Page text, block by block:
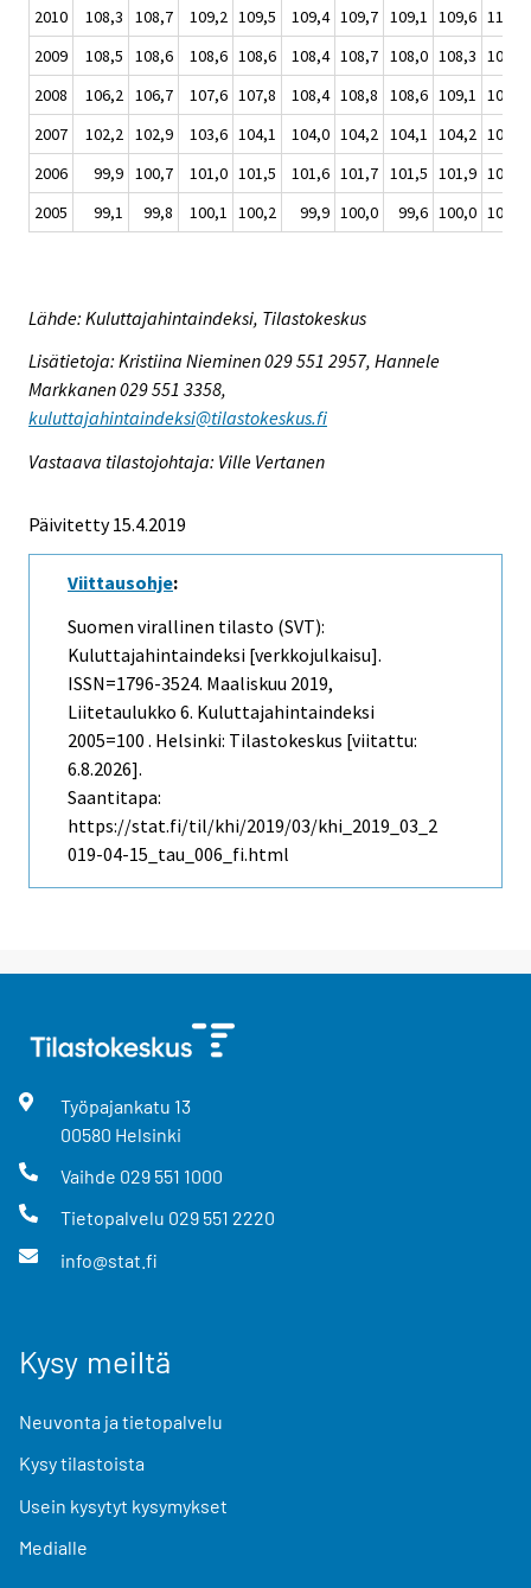
2010
108,3 108,7 109,2 109,5 109,4 109,7 109,1 109,6 110,0
2009
108,5 108,6 108,6 108,6 108,4 108,7 108,0 108,3 108,5
2008
106,2 106,7 107,6 107,8 108,4 108,8 108,6 109,1 109,6
2007
102,2 102,9 103,6 104,1 104,0 104,2 104,1 104,2 104,7
2006
99,9 100,7 101,0 101,5 101,6 101,7 101,5 101,9 102,0
2005
99,1 99,8 100,1 100,2 99,9 100,0 99,6 100,0 100,5
Lähde: Kuluttajahintaindeksi, Tilastokeskus
Lisätietoja: Kristiina Nieminen 029 551 2957, Hannele
Markkanen 029 551 3358,
kuluttajahintaindeksi@tilastokeskus.fi
Vastaava tilastojohtaja: Ville Vertanen
Päivitetty 15.4.2019
Viittausohje:
Suomen virallinen tilasto (SVT):
Kuluttajahintaindeksi [verkkojulkaisu].
ISSN=1796-3524. Maaliskuu 2019,
Liitetaulukko 6. Kuluttajahintaindeksi
2005=100 . Helsinki: Tilastokeskus [viitattu:
6.8.2026].
Saantitapa:
https://stat.fi/til/khi/2019/03/khi_2019_03_2
019-04-15_tau_006_fi.html
Työpajankatu 13
00580 Helsinki
Vaihde 029 551 1000
Tietopalvelu 029 551 2220
info@stat.fi
Kysy meiltä
Neuvonta ja tietopalvelu
Kysy tilastoista
Usein kysytyt kysymykset
Medialle